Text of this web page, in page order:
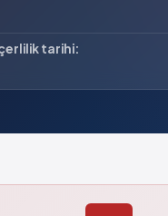
tarihi: